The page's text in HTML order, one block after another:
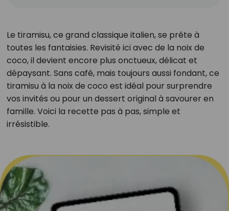
Le tiramisu, ce grand classique italien, se prête à
toutes les fantaisies. Revisité ici avec de la noix de
coco, il devient encore plus onctueux, délicat et
dépaysant. Sans café, mais toujours aussi fondant, ce
tiramisu à la noix de coco est idéal pour surprendre
vos invités ou pour un dessert original à savourer en
famille. Voici la recette pas à pas, simple et
irrésistible.